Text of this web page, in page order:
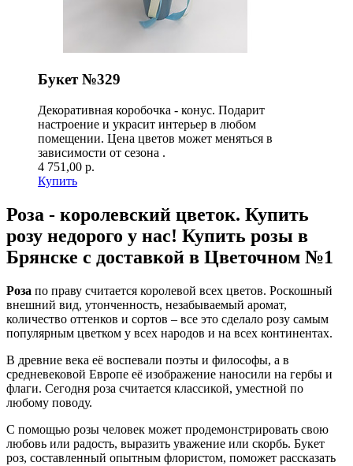
Букет №329
Декоративная коробочка - конус. Подарит
настроение и украсит интерьер в любом
помещении. Цена цветов может меняться в
зависимости от сезона .
4 751,00 р.
Купить
Роза - королевский цветок. Купить
розу недорого у нас! Купить розы в
Брянске с доставкой в Цветочном №1
Роза по праву считается королевой всех цветов. Роскошный
внешний вид, утонченность, незабываемый аромат,
количество оттенков и сортов – все это сделало розу самым
популярным цветком у всех народов и на всех континентах.
В древние века её воспевали поэты и философы, а в
средневековой Европе её изображение наносили на гербы и
флаги. Сегодня роза считается классикой, уместной по
любому поводу.
С помощью розы человек может продемонстрировать свою
любовь или радость, выразить уважение или скорбь. Букет
роз, составленный опытным флористом, поможет рассказать